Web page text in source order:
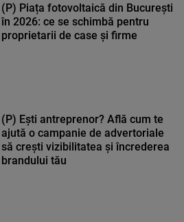
(P) Piața fotovoltaică din București
în 2026: ce se schimbă pentru
proprietarii de case și firme
(P) Ești antreprenor? Află cum te
ajută o campanie de advertoriale
să crești vizibilitatea și încrederea
brandului tău